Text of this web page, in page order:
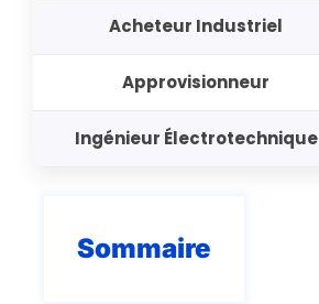
Acheteur Industriel
Approvisionneur
Ingénieur Électrotechnique
Sommaire